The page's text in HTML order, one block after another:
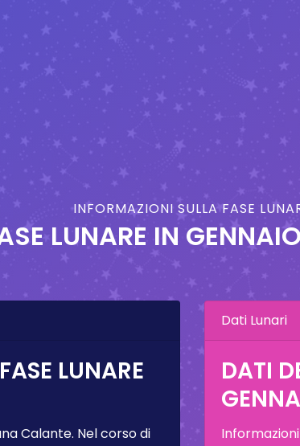
INFORMAZIONI SULLA FASE
LUNARE IN
LUNARE
Calante. Nel corso di
Dati Lunari
DATI